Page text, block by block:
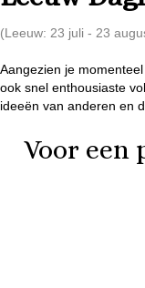
(Leeuw: 23 juli - 23
Aangezien je
ook snel enthousiaste
ideeën van anderen en
Voor een